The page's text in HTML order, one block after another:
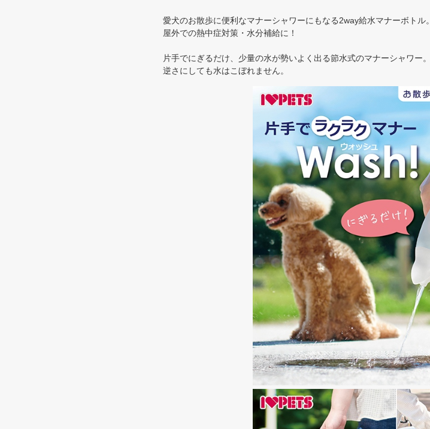
愛犬のお散歩に便利なマナーシャワーにもなる2way給水マナーボトル。
屋外での熱中症対策・水分補給に！
片手でにぎるだけ、少量の水が勢いよく出る節水式のマナーシャワー。
逆さにしても水はこぼれません。